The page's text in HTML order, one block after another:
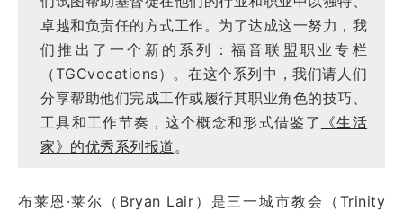
卓越和负责任的方式工作。为了达成这一努力，我
们推出了一个新的系列：福音联盟职业专栏
（TGCvocations）。在这个系列中，我们请人们
分享帮助他们完成工作或履行其职业角色的技巧、
工具和工作节奏，这个概念和形式借鉴了 《生活
家》的优秀系列报道 。
布莱恩·莱尔（Bryan Lair）是三一城市教会（Trinity